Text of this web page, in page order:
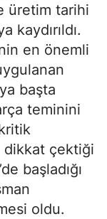
üretim tarihi
kaydırıldı.
en önemli
başta
teminini
dikkat çektiği
başladığı
oldu.